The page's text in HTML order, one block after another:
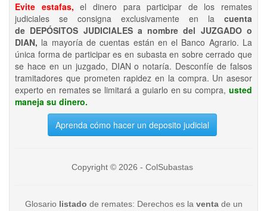
Evite estafas, el dinero para participar de los remates
judiciales se consigna exclusivamente en la cuenta
de DEPÓSITOS JUDICIALES a nombre del JUZGADO o
DIAN, la mayoría de cuentas están en el Banco Agrario. La
única forma de participar es en subasta en sobre cerrado que
se hace en un juzgado, DIAN o notaría. Desconfíe de falsos
tramitadores que prometen rapidez en la compra. Un asesor
experto en remates se limitará a guiarlo en su compra, usted
maneja su dinero.
Aprenda cómo hacer un deposito judicial
Copyright © 2026 - ColSubastas
Glosario listado de remates: Derechos es la ventade un